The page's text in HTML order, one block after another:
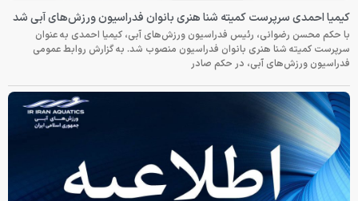
کیمیا احمدی سرپرست کمیته شنا هنری بانوان فدراسیون ورزش‌های آبی شد
با حکم محسن رضوانی، رئیس فدراسیون ورزش‌های آبی، کیمیا احمدی به عنوان
سرپرست کمیته شنا هنری بانوان فدراسیون منصوب شد. به گزارش روابط عمومی
فدراسیون ورزش‌های آبی، در حکم صادر